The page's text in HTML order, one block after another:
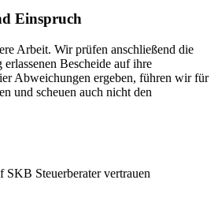
Einspruch
Arbeit. Wir prüfen anschließend die
Bescheide auf ihre
Abweichungen ergeben, führen wir für
und scheuen auch nicht den
SKB Steuerberater vertrauen